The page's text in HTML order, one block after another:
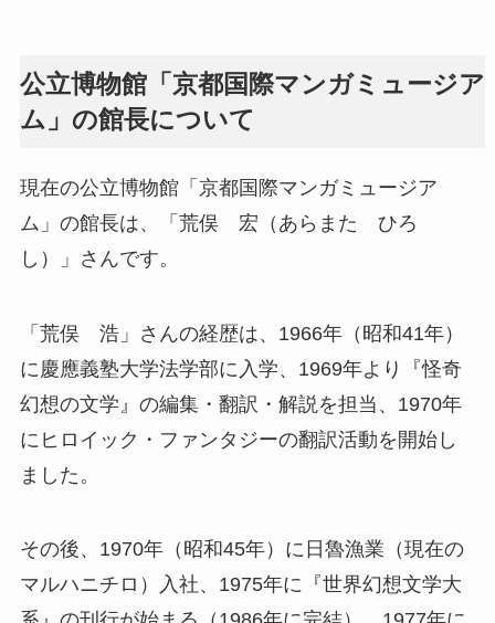
公立博物館「京都国際マンガミュージア
ム」の館長について
現在の公立博物館「京都国際マンガミュージア
ム」の館長は、「荒俣 宏（あらまた ひろ
し）」さんです。
「荒俣 浩」さんの経歴は、1966年（昭和41年）
に慶應義塾大学法学部に入学、1969年より『怪奇
幻想の文学』の編集・翻訳・解説を担当、1970年
にヒロイック・ファンタジーの翻訳活動を開始し
ました。
その後、1970年（昭和45年）に日魯漁業（現在の
マルハニチロ）入社、1975年に『世界幻想文学大